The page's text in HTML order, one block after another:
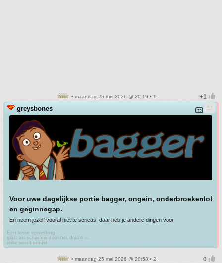
• maandag 25 mei 2026 @ 20:19 • 1
greysbones
Voor uwe dagelijkse portie bagger, ongein, onderbroekenlol
en geginnegap.
En neem jezelf vooral niet te serieus, daar heb je andere dingen voor
Een losse opmerking
glijdt als schaduw door het draad —
stilte wordt onrust
• maandag 25 mei 2026 @ 20:58 • 2